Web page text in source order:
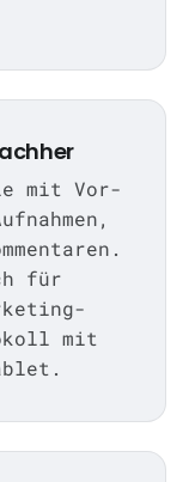
mit Vor-
für
mit